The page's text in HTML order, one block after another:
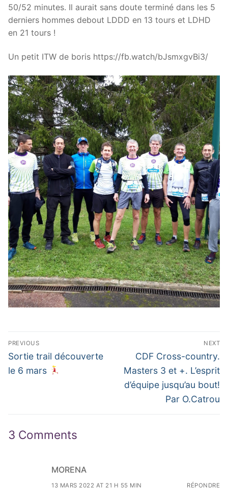
50/52 minutes. Il aurait sans doute terminé dans les 5
derniers hommes debout LDDD en 13 tours et LDHD
en 21 tours !
Un petit ITW de boris https://fb.watch/bJsmxgvBi3/
Navigation
de
l’article
PREVIOUS
Previous
post:
Sortie trail découverte
le 6 mars
NEXT
Next
post:
CDF Cross-country.
Masters 3 et +. L’esprit
d’équipe jusqu’au bout!
Par O.Catrou
3 Comments
MORENA
13 MARS 2022 AT 21 H 55 MIN RÉPONDRE